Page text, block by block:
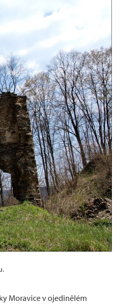
Moravice v ojedinělém